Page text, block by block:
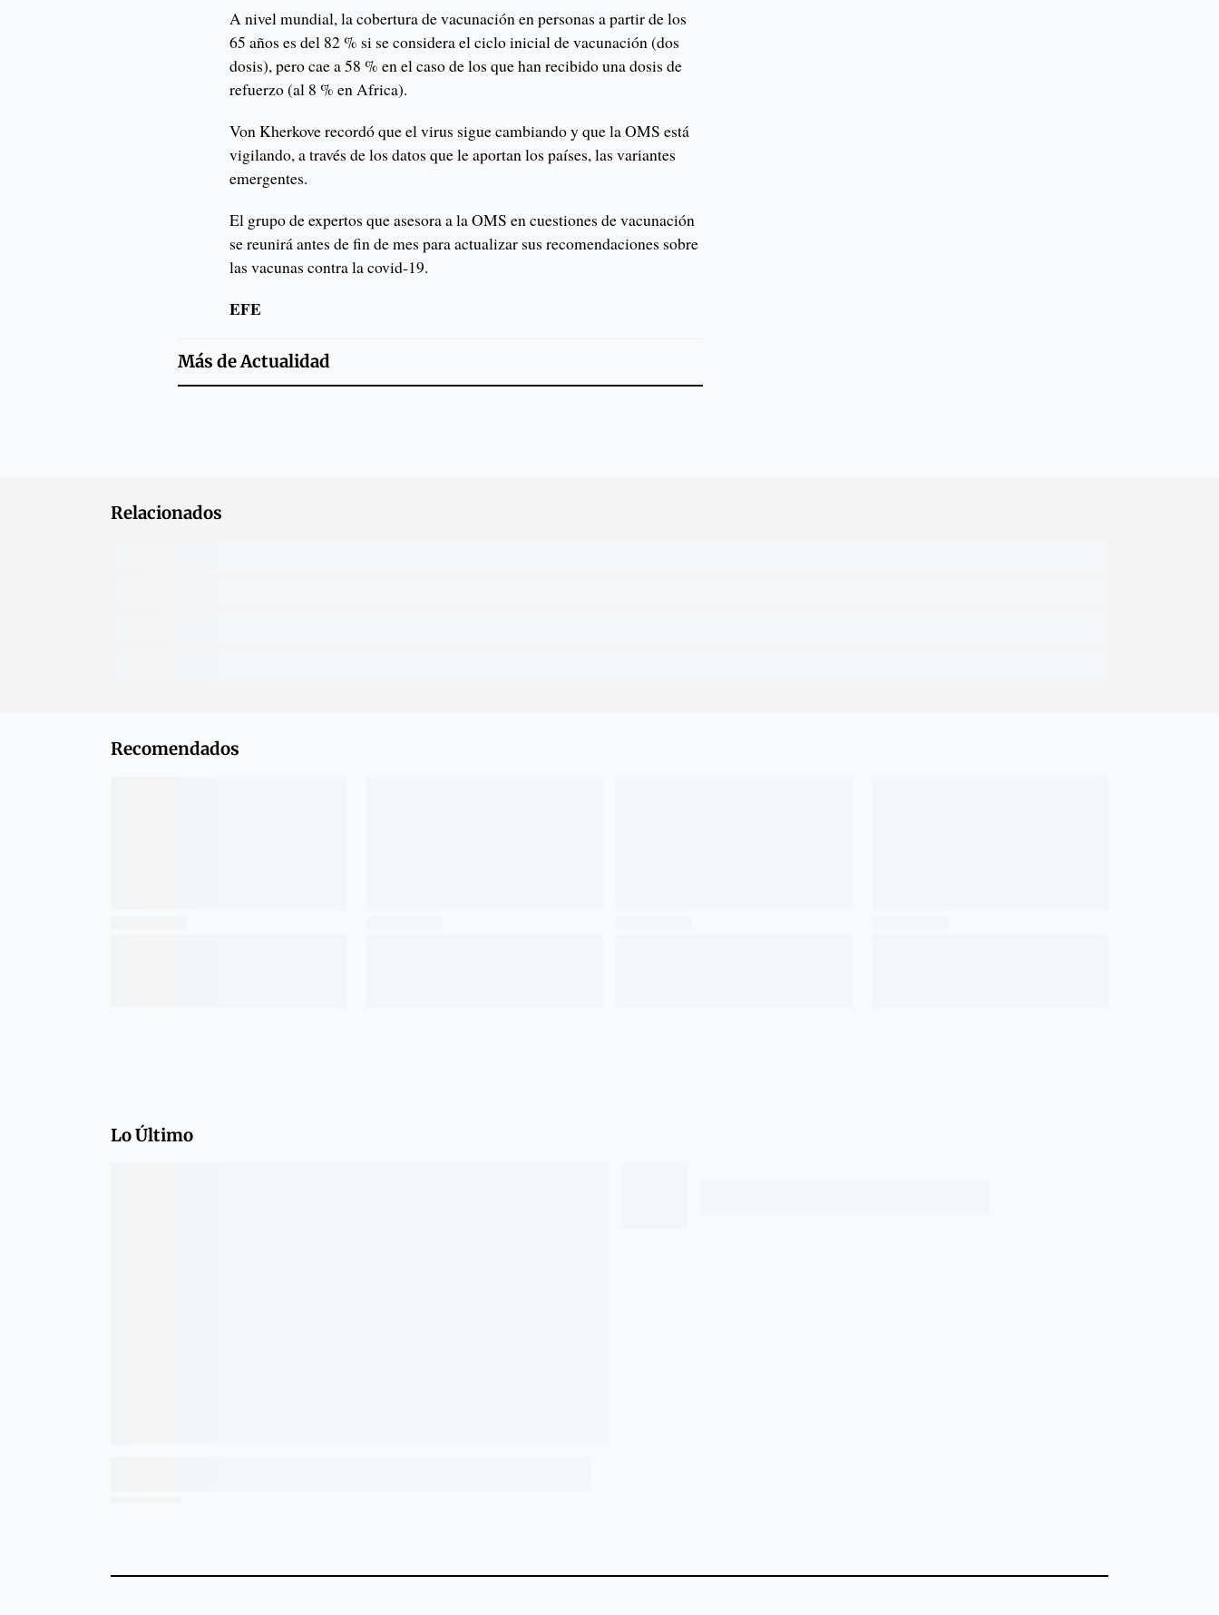
A nivel mundial, la cobertura de vacunación en personas a partir de los
65 años es del 82 % si se considera el ciclo inicial de vacunación (dos
dosis), pero cae a 58 % en el caso de los que han recibido una dosis de
refuerzo (al 8 % en Africa).
Von Kherkove recordó que el virus sigue cambiando y que la OMS está
vigilando, a través de los datos que le aportan los países, las variantes
emergentes.
El grupo de expertos que asesora a la OMS en cuestiones de vacunación
se reunirá antes de fin de mes para actualizar sus recomendaciones sobre
las vacunas contra la covid-19.
EFE
Más deActualidad
Relacionados
Recomendados
Lo Último